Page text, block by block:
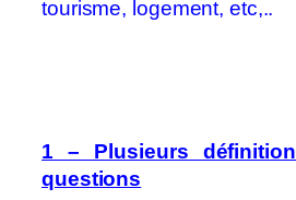
tourisme, logement, etc,..
1 – Plusieurs
questions